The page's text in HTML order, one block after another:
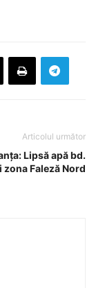
Articolul următor
Lipsă apă bd.
zona Faleză Nord